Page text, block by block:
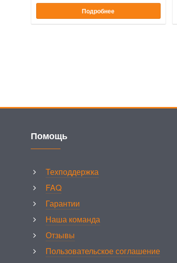
Подробнее
Помощь
Техподдержка
FAQ
Гарантии
Наша команда
Отзывы
Пользовательское соглашение